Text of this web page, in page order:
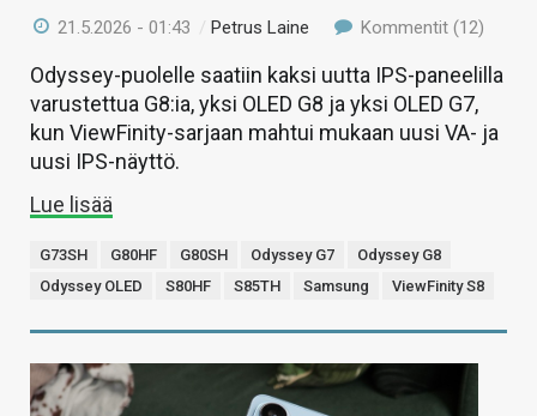
21.5.2026 - 01:43 /Petrus Laine Kommentit (12)
Odyssey-puolelle saatiin kaksi uutta IPS-paneelilla
varustettua G8:ia, yksi OLED G8 ja yksi OLED G7,
kun ViewFinity-sarjaan mahtui mukaan uusi VA- ja
uusi IPS-näyttö.
Lue lisää
G73SH G80HF G80SH Odyssey G7
Odyssey G8
Odyssey OLED
S80HF S85TH Samsung ViewFinity S8